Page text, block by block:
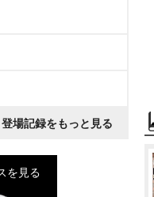
登場記録をもっと見る
を見る